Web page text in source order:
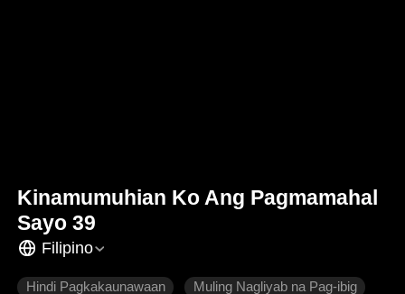
Kinamumuhian Ko Ang Pagmamahal
Sayo 39
Filipino
Hindi Pagkakaunawaan Muling Nagliyab na Pag-ibig